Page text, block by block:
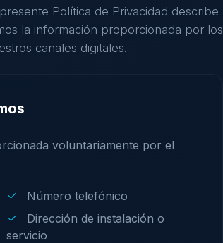
Política de Privacidad describe
la información proporcionada por los
canales digitales.
voluntariamente por el
Número telefónico
Dirección de instalación o
servicio